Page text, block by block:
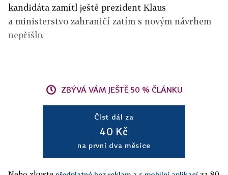
kandidáta zamítl ještě prezident Klaus
a ministerstvo zahraničí zatím s novým návrhem
nepřišlo.
ZBÝVÁ VÁM JEŠTĚ 50 % ČLÁNKU
Číst dál za
40 Kč
na první dva měsíce